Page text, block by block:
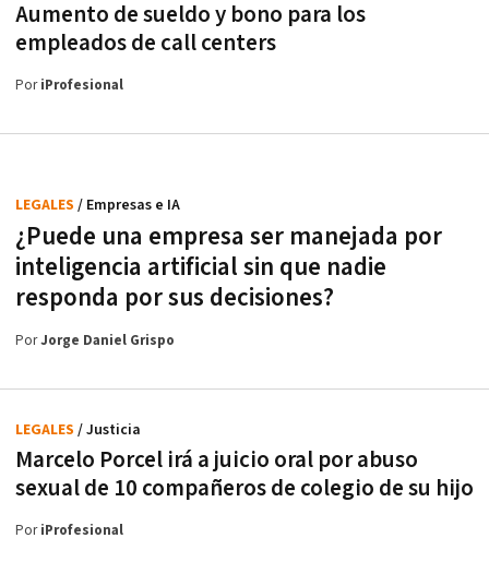
Aumento de sueldo y bono para los
empleados de call centers
PoriProfesional
¿Puede una empresa ser manejada por
inteligencia artificial sin que nadie
responda por sus decisiones?
LEGALES / Empresas e IA
PorJorge Daniel Grispo
Marcelo Porcel irá a juicio oral por abuso
sexual de 10 compañeros de colegio de su hijo
LEGALES / Justicia
PoriProfesional